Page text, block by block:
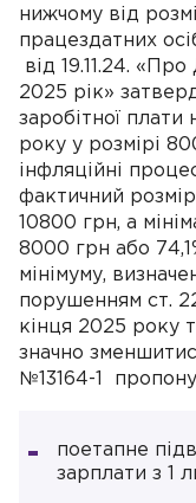
нижчому від
працездатних
від 19.11.24.
2025 рік»
заробітної плати
року у розмірі
інфляційні
фактичний
10800 грн, а
8000 грн або
мінімуму,
порушенням ст.
кінця 2025 року
значно
№13164-1
поетапне
зарплати з 1